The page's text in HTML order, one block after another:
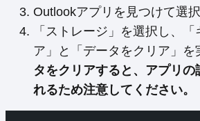
Outlookアプリを見つけて選択
「ストレージ」を選択し、
ア」と「データをクリア」を
タをクリアすると、アプリの
れるため注意してください。